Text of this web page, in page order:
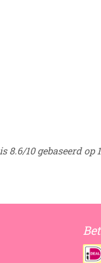
is 8.6/10 gebaseerd op